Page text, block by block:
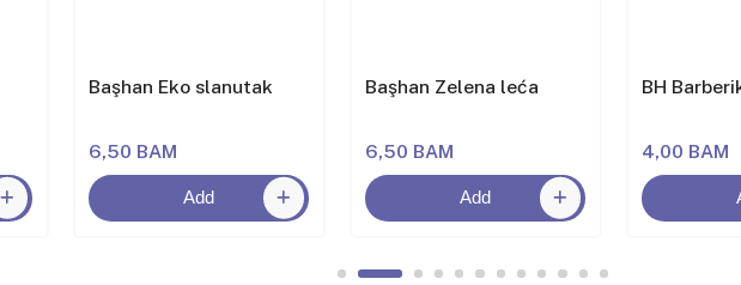
Başhan Eko slanutak
6,50 BAM
Add
Başhan Zelena leća
6,50 BAM
Add
BH
4,00 BAM